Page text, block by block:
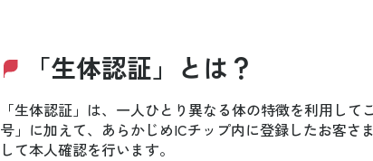
「生体認証」とは？
「生体認証」は、一人ひとり異なる体の特徴を利用し
号」に加えて、あらかじめICチップ内に登録したお客
して本人確認を行います。